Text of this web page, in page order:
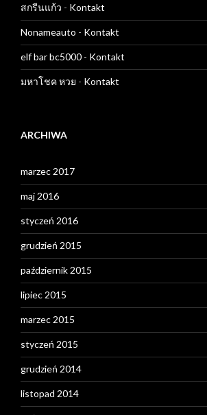
สกรีนแก้ว - Kontakt
Nonameauto - Kontakt
elf bar bc5000 - Kontakt
มหาโชค หวย - Kontakt
ARCHIWA
marzec 2017
maj 2016
styczeń 2016
grudzień 2015
październik 2015
lipiec 2015
marzec 2015
styczeń 2015
grudzień 2014
listopad 2014